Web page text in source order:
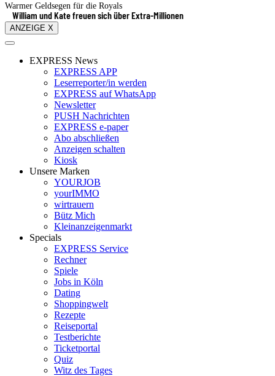
Warmer Geldsegen für die Royals
William und Kate freuen sich über Extra-Millionen
ANZEIGE X
EXPRESS News
EXPRESS APP
Leserreporter/in werden
EXPRESS auf WhatsApp
Newsletter
PUSH Nachrichten
EXPRESS e-paper
Abo abschließen
Anzeigen schalten
Kiosk
Unsere Marken
YOURJOB
yourIMMO
wirtrauern
Bütz Mich
Kleinanzeigenmarkt
Specials
EXPRESS Service
Rechner
Spiele
Jobs in Köln
Dating
Shoppingwelt
Rezepte
Reiseportal
Testberichte
Ticketportal
Quiz
Witz des Tages